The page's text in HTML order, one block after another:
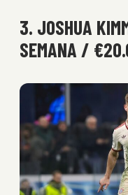
3. JOSHUA
SEMANA /